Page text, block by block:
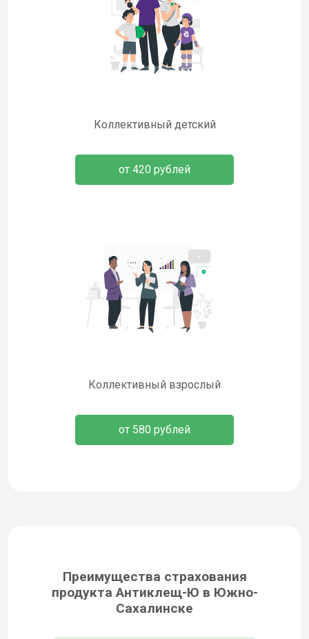
Коллективный детский
от 420 рублей
Коллективный взрослый
от 580 рублей
Преимущества страхования
продукта Антиклещ-Ю в Южно-
Сахалинске